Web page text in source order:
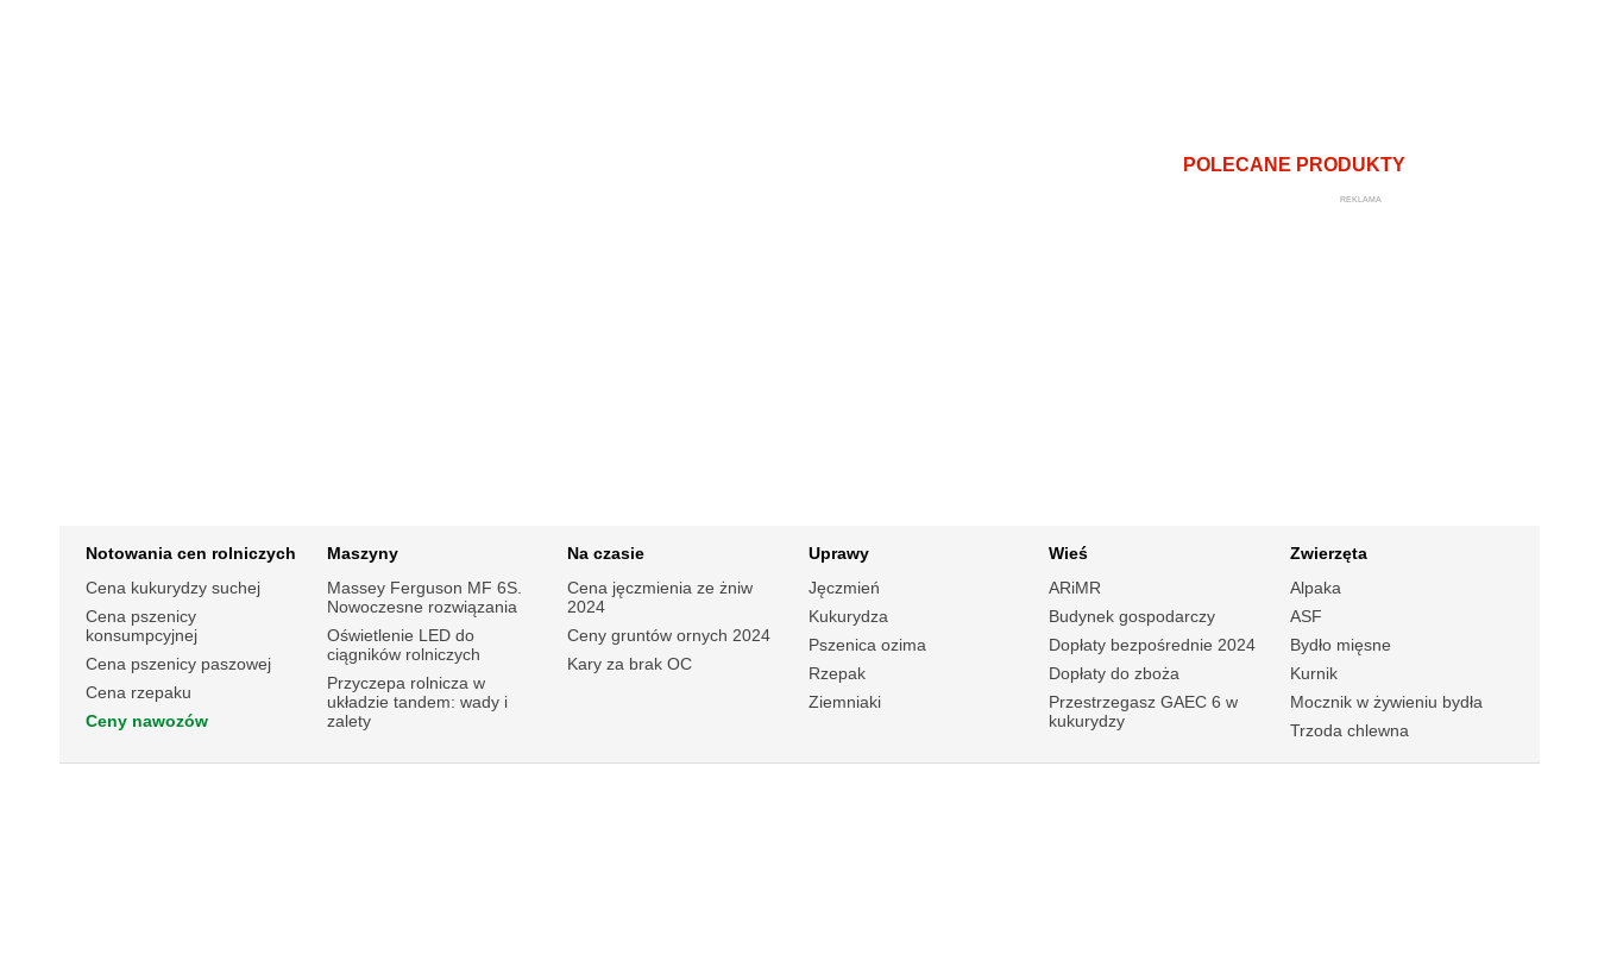
POLECANE PRODUKTY
REKLAMA
Notowania cen rolniczych
Cena kukurydzy suchej
Cena pszenicy
konsumpcyjnej
Cena pszenicy paszowej
Cena rzepaku
Ceny nawozów
Maszyny
Massey Ferguson MF 6S.
Nowoczesne rozwiązania
Oświetlenie LED do
ciągników rolniczych
Przyczepa rolnicza w
układzie tandem: wady i
zalety
Na czasie
Cena jęczmienia ze żniw
2024
Ceny gruntów ornych 2024
Kary za brak OC
Uprawy
Jęczmień
Kukurydza
Pszenica ozima
Rzepak
Ziemniaki
Wieś
ARiMR
Budynek gospodarczy
Dopłaty bezpośrednie 2024
Dopłaty do zboża
Przestrzegasz GAEC 6 w
kukurydzy
Zwierzęta
Alpaka
ASF
Bydło mięsne
Kurnik
Mocznik w żywieniu bydła
Trzoda chlewna